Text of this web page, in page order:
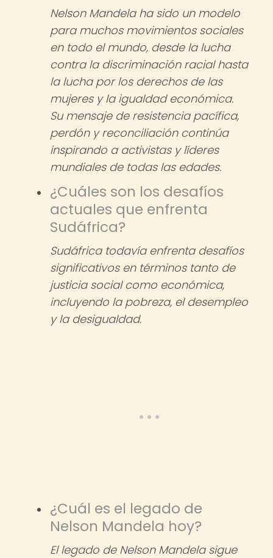
Nelson Mandela ha sido un modelo
para muchos movimientos sociales
en todo el mundo, desde la lucha
contra la discriminación racial hasta
la lucha por los derechos de las
mujeres y la igualdad económica.
Su mensaje de resistencia pacífica,
perdón y reconciliación continúa
inspirando a activistas y líderes
mundiales de todas las edades.
¿Cuáles son los desafíos
actuales que enfrenta
Sudáfrica?
Sudáfrica todavía enfrenta desafíos
significativos en términos tanto de
justicia social como económica,
incluyendo la pobreza, el desempleo
y la desigualdad.
¿Cuál es el legado de
Nelson Mandela hoy?
El legado de Nelson Mandela sigue